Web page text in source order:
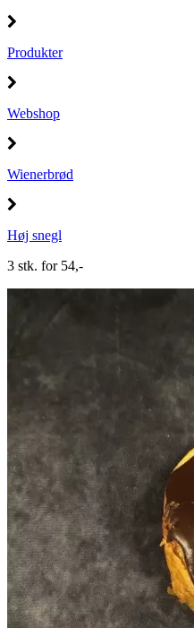
Produkter
Webshop
Wienerbrød
Høj snegl
3 stk. for 54,-